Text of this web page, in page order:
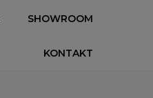
SHOWROOM
KONTAKT